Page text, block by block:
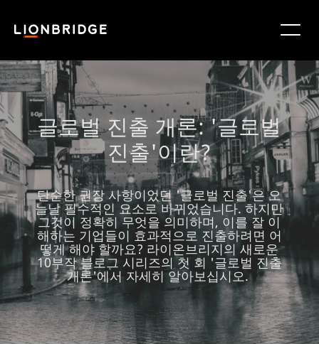
글로벌 진출 개론: '글로벌
진출'이란?
단순한 권장 사항이었던 '글로벌 진출'은 오
늘날 필수적인 요소로 바뀌었습니다. 하지만
그것이 정확히 무엇을 의미하며, 이를 잘 이
해하는 기업들이 효과적으로 진출하려면 어
떻게 해야 할까요? 라이온브리지의 새로운
10부작 블로그 시리즈의 첫 회 '글로벌 진출
개론'에서 자세히 알아보십시오.